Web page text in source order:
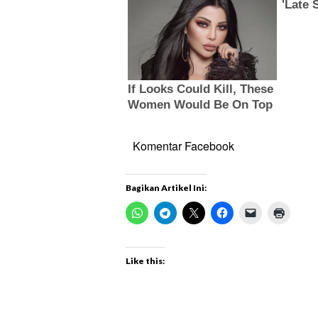
Komentar Facebook
Bagikan Artikel Ini:
Like this: